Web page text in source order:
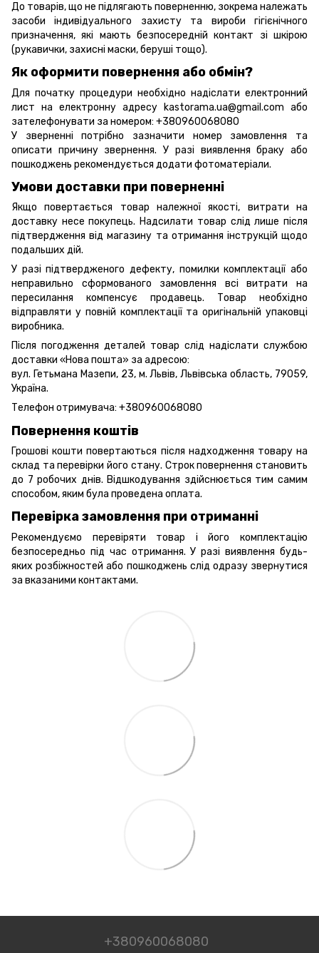
До товарів, що не підлягають поверненню, зокрема належать
засоби індивідуального захисту та вироби гігієнічного
призначення, які мають безпосередній контакт зі шкірою
(рукавички, захисні маски, беруші тощо).
Як оформити повернення або обмін?
Для початку процедури необхідно надіслати електронний
лист на електронну адресу kastorama.ua@gmail.com або
зателефонувати за номером: +380960068080
У зверненні потрібно зазначити номер замовлення та
описати причину звернення. У разі виявлення браку або
пошкоджень рекомендується додати фотоматеріали.
Умови доставки при поверненні
Якщо повертається товар належної якості, витрати на
доставку несе покупець. Надсилати товар слід лише після
підтвердження від магазину та отримання інструкцій щодо
подальших дій.
У разі підтвердженого дефекту, помилки комплектації або
неправильно сформованого замовлення всі витрати на
пересилання компенсує продавець. Товар необхідно
відправляти у повній комплектації та оригінальній упаковці
виробника.
Після погодження деталей товар слід надіслати службою
доставки «Нова пошта» за адресою:
вул. Гетьмана Мазепи, 23, м. Львів, Львівська область, 79059,
Україна.
Телефон отримувача: +380960068080
Повернення коштів
Грошові кошти повертаються після надходження товару на
склад та перевірки його стану. Строк повернення становить
до 7 робочих днів. Відшкодування здійснюється тим самим
способом, яким була проведена оплата.
Перевірка замовлення при отриманні
Рекомендуємо перевіряти товар і його комплектацію
безпосередньо під час отримання. У разі виявлення будь-
яких розбіжностей або пошкоджень слід одразу звернутися
за вказаними контактами.
+380960068080